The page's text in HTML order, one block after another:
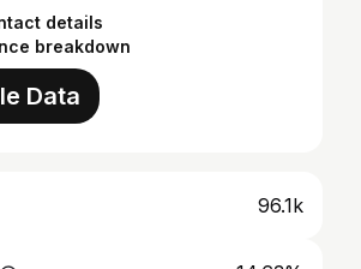
details
breakdown
Data
96.1k